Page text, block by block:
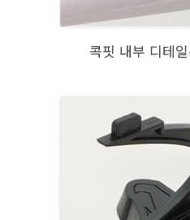
콕핏 내부 디테